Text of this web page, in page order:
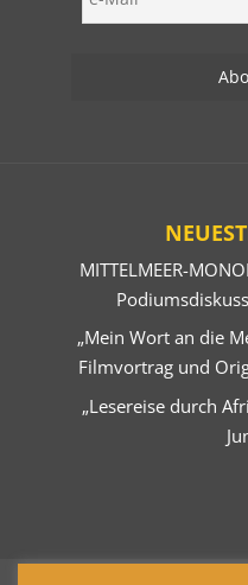
MITTELMEER-
„Mein Wort an die
Filmvortrag und
„Lesereise durch